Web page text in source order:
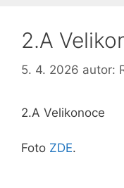
2.A
5. 4. 2026 autor:
2.A Velikonoce
Foto ZDE.